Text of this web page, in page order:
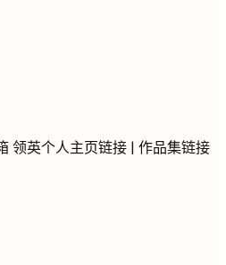
领英个人主页链接 | 作品集链接